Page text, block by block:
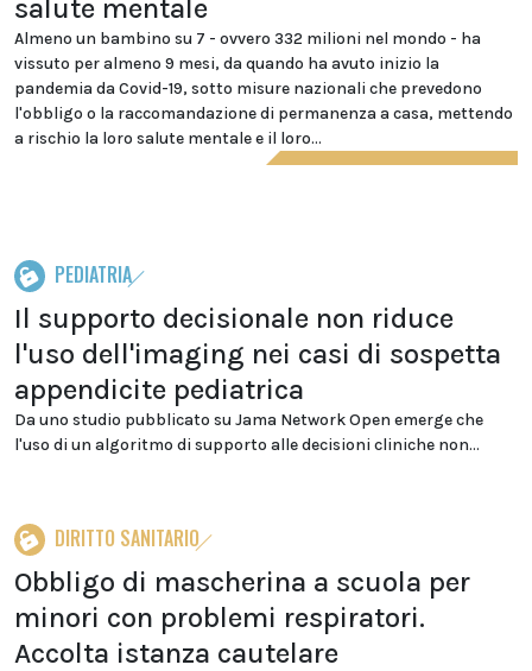
salute mentale
Almeno un bambino su 7 - ovvero 332 milioni nel mondo - ha
vissuto per almeno 9 mesi, da quando ha avuto inizio la
pandemia da Covid-19, sotto misure nazionali che prevedono
l'obbligo o la raccomandazione di permanenza a casa, mettendo
a rischio la loro salute mentale e il loro...
PEDIATRIA
Il supporto decisionale non riduce
l'uso dell'imaging nei casi di sospetta
appendicite pediatrica
Da uno studio pubblicato su Jama Network Open emerge che
l'uso di un algoritmo di supporto alle decisioni cliniche non...
DIRITTO SANITARIO
Obbligo di mascherina a scuola per
minori con problemi respiratori.
Accolta istanza cautelare